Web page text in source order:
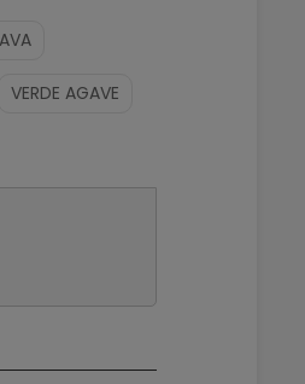
VERDE AGAVE